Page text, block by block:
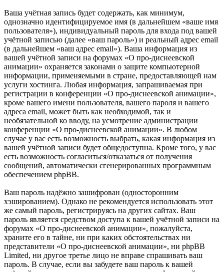
Ваша учётная запись будет содержать, как минимум,
однозначно идентифицируемое имя (в дальнейшем «ваше имя
пользователя»), индивидуальный пароль для входа под вашей
учётной записью (далее «ваш пароль») и реальный адрес email
(в дальнейшем «ваш адрес email»). Ваша информация из
вашей учётной записи на форумах «О про-диснеевской
анимации» охраняется законами о защите компьютерной
информации, применяемыми в стране, предоставляющей нам
услуги хостинга. Любая информация, запрашиваемая при
регистрации в конференции «О про-диснеевской анимации»,
кроме вашего имени пользователя, вашего пароля и вашего
адреса email, может быть как необходимой, так и
необязательной ко вводу, на усмотрение администрации
конференции «О про-диснеевской анимации». В любом
случае у вас есть возможность выбрать, какая информация из
вашей учётной записи будет общедоступна. Кроме того, у вас
есть возможность согласиться/отказаться от получения
сообщений, автоматически сгенерированных программным
обеспечением phpBB.
Ваш пароль надёжно зашифрован (односторонним
хэшированием). Однако не рекомендуется использовать этот
же самый пароль, регистрируясь на других сайтах. Ваш
пароль является средством доступа к вашей учётной записи на
форумах «О про-диснеевской анимации», пожалуйста,
храните его в тайне, ни при каких обстоятельствах ни
представители «О про-диснеевской анимации», ни phpBB
Limited, ни другое третье лицо не вправе спрашивать ваш
пароль. В случае, если вы забудете ваш пароль к вашей